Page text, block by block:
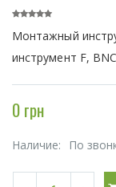
Монтажный
инструмент F,
0 грн
Наличие: По